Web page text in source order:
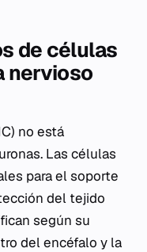
de células
nervioso
no está
Las células
para el soporte
del tejido
según su
del encéfalo y la